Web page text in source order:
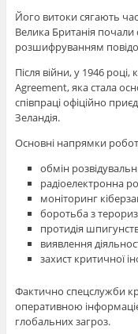
Його витоки сягають
Велика Британія
розшифруванням
Після війни, у 1946 році,
Agreement, яка стала
співпраці офіційно
Зеландія.
Основні напрямки
обмін
радіоелектронна
моніторинг
боротьба з
протидія
виявлення
захист критичної
Фактично спецслужби
оперативною
глобальних загроз.